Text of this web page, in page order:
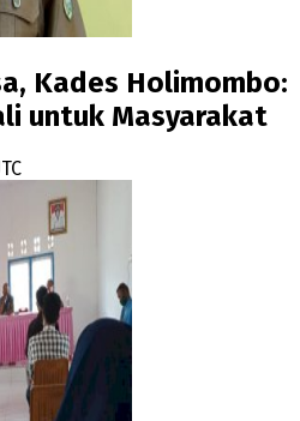
Kades Holimombo:
untuk Masyarakat